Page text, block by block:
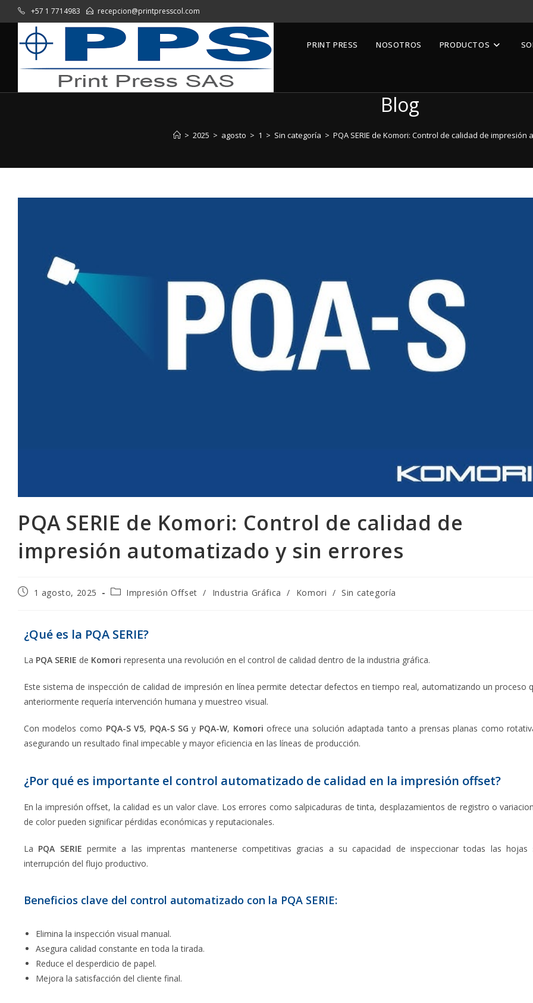
+57 1 7714983 recepcion@printpresscol.com
PRINT PRESS NOSOTROS PRODUCTOS
Blog
> 2025 > agosto > 1 > Sin categoría > PQA SERIE de Komori: Control de calidad de
PQA SERIE de Komori: Control de calidad de
impresión automatizado y sin errores
1 agosto, 2025 Impresión Offset / Industria Gráfica / Komori / Sin categoría
¿Qué es la PQA SERIE?
La PQA SERIE de Komori representa una revolución en el control de calidad dentro de la industria gráfica.
Este sistema de inspección de calidad de impresión en línea permite detectar defectos en tiempo real, automatizando un proceso
anteriormente requería intervención humana y muestreo visual.
Con modelos como PQA-S V5, PQA-S SG y PQA-W, Komori ofrece una solución adaptada tanto a prensas planas como
asegurando un resultado final impecable y mayor eficiencia en las líneas de producción.
¿Por qué es importante el control automatizado de calidad en la impresión offset?
En la impresión offset, la calidad es un valor clave. Los errores como salpicaduras de tinta, desplazamientos de registro o
de color pueden significar pérdidas económicas y reputacionales.
La PQA SERIE permite a las imprentas mantenerse competitivas gracias a su capacidad de inspeccionar todas las hojas
interrupción del flujo productivo.
Beneficios clave del control automatizado con la PQA SERIE:
Elimina la inspección visual manual.
Asegura calidad constante en toda la tirada.
Reduce el desperdicio de papel.
Mejora la satisfacción del cliente final.